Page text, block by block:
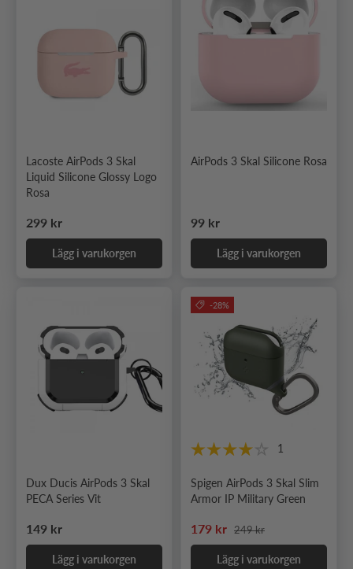
Lacoste AirPods 3 Skal
Liquid Silicone Glossy Logo
Rosa
Ordinarie pris
299 kr
Lägg i varukorgen
AirPods 3 Skal Silicone Rosa
Ordinarie pris
99 kr
Lägg i varukorgen
Dux Ducis AirPods 3 Skal
PECA Series Vit
Ordinarie pris
149 kr
Lägg i varukorgen
-28%
1
Spigen AirPods 3 Skal Slim
Armor IP Military Green
Nedsatt pris
179 kr Ordinarie pris
249 kr
Lägg i varukorgen